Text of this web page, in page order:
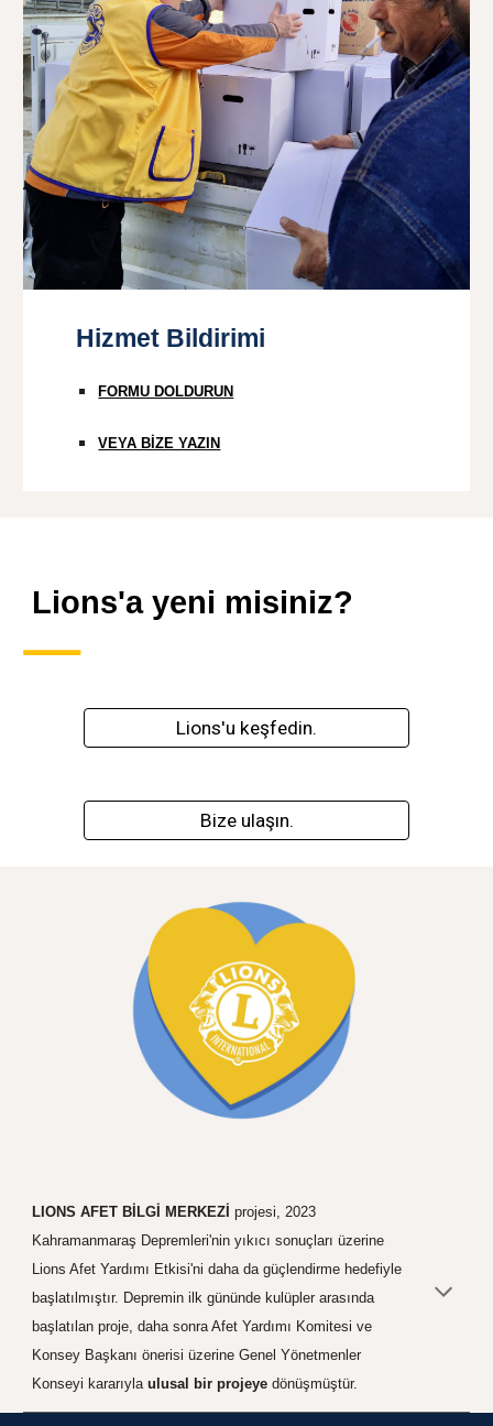
Hizmet Bildirimi
FORMU DOLDURUN
VEYA BİZE YAZIN
Lions'a yeni misiniz?
Lions'u keşfedin.
Bize ulaşın.
LIONS AFET BİLGİ MERKEZİ projesi, 2023
Kahramanmaraş Depremleri'nin yıkıcı sonuçları üzerine
Lions Afet Yardımı Etkisi'ni daha da güçlendirme hedefiyle
başlatılmıştır. Depremin ilk gününde kulüpler arasında
başlatılan proje, daha sonraAfet Yardımı Komitesi ve
Konsey Başkanı önerisi üzerine Genel Yönetmenler
Konseyi kararıylaulusal bir projeye dönüşmüştür.